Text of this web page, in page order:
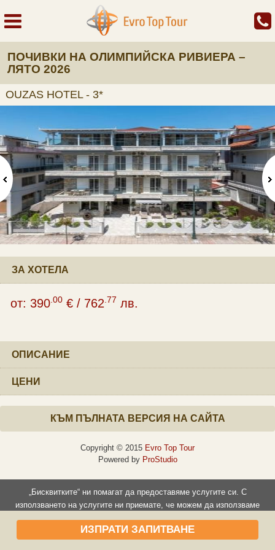
ПОЧИВКИ НА ОЛИМПИЙСКА РИВИЕРА –
ЛЯТО 2026
OUZAS HOTEL - 3*
ЗА ХОТЕЛА
от: 390 .00 € / 762 .77 лв.
ОПИСАНИЕ
ЦЕНИ
ИЗПРАТИ ЗАПИТВАНЕ
КЪМ ПЪЛНАТА ВЕРСИЯ НА САЙТА
Copyright © 2015 Evro Top Tour
Powered by ProStudio
„Бисквитките“ ни помагат да предоставяме услугите си. С
използването на услугите ни приемате, че можем да използваме